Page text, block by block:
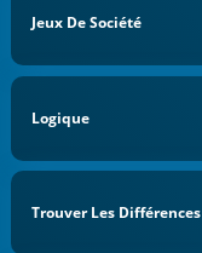
Jeux De Société
Logique
Trouver Les Différences